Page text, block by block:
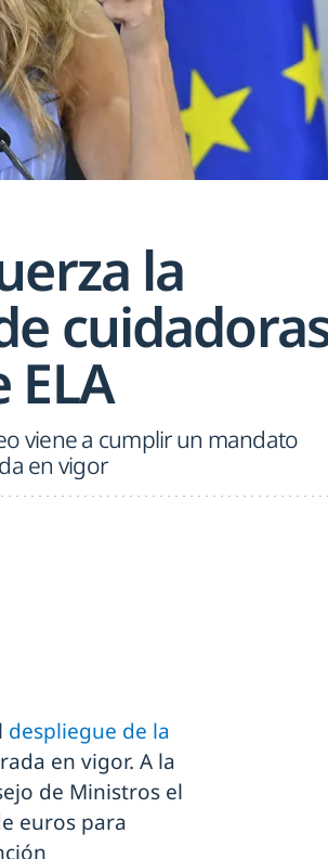
la
viene a cumplir un mandato
en vigor
despliegue de la
en vigor. A la
de Ministros el
euros para